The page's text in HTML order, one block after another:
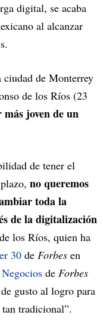
digital, se acaba
al alcanzar
de Monterrey
de los Ríos (23
joven de un
de tener el
no queremos
toda la
de la digitalización
de los Ríos, quien ha
30 de Forbes en
de Forbes
gusto al logro para
tradicional”.